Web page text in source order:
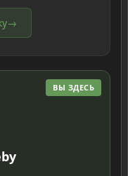
→
ВЫ ЗДЕСЬ